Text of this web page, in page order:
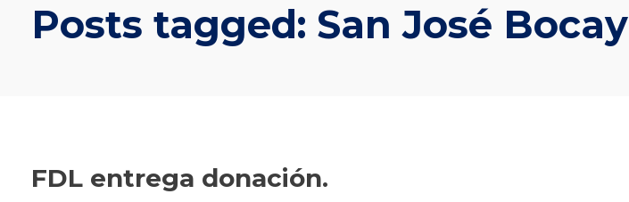
Posts tagged: San José Bocay
FDL entrega donación.